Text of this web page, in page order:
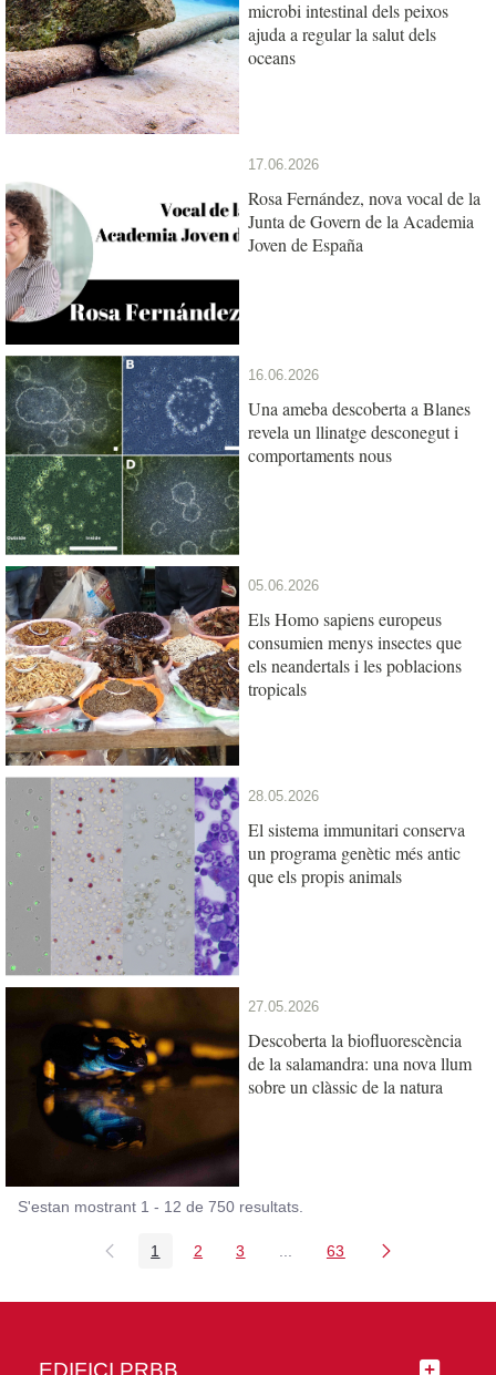
microbi intestinal dels peixos
ajuda a regular la salut dels
oceans
17.06.2026
Rosa Fernández, nova vocal de la
Junta de Govern de la Academia
Joven de España
16.06.2026
Una ameba descoberta a Blanes
revela un llinatge desconegut i
comportaments nous
05.06.2026
Els Homo sapiens europeus
consumien menys insectes que
els neandertals i les poblacions
tropicals
28.05.2026
El sistema immunitari conserva
un programa genètic més antic
que els propis animals
27.05.2026
Descoberta la biofluorescència
de la salamandra: una nova llum
sobre un clàssic de la natura
S'estan mostrant 1 - 12 de 750 resultats.
Pàgina
1 Pàgina
2 Pàgina
3 Pàgines intermèdies
Pàgina
63
EDIFICI PRBB